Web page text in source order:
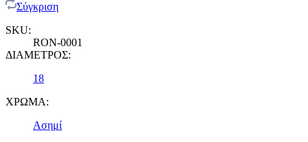
Σύγκριση
SKU:
RON-0001
ΔΙΑΜΕΤΡΟΣ:
18
ΧΡΩΜΑ:
Ασημί